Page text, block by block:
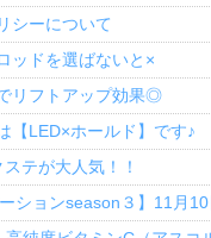
シーについて
ッドを選ばないと×
リフトアップ効果◎
【LED×ホールド】です♪
テが大人気！！
ーションseason３】11月